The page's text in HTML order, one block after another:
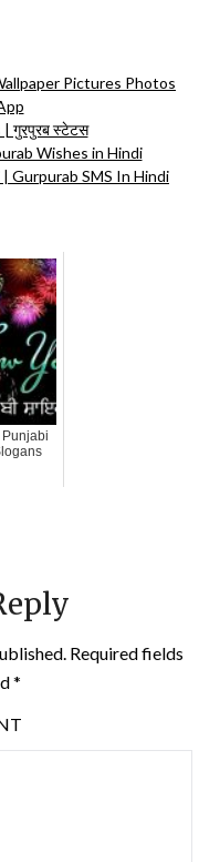
Pictures Photos
गुरपुरब स्टेटस
Wishes in Hindi
Gurpurab SMS In Hindi
Required fields
*